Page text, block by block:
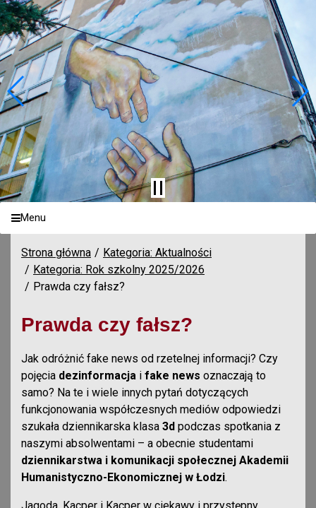
Menu
Strona główna
Kategoria: Aktualności
Kategoria: Rok szkolny 2025/2026
Prawda czy fałsz?
Prawda czy fałsz?
Jak odróżnić fake news od rzetelnej informacji? Czy
pojęcia dezinformacja i fake news oznaczają to
samo? Na te i wiele innych pytań dotyczących
funkcjonowania współczesnych mediów odpowiedzi
szukała dziennikarska klasa 3d podczas spotkania z
naszymi absolwentami – a obecnie studentami
dziennikarstwa i komunikacji społecznej Akademii
Humanistyczno-Ekonomicznej w Łodzi.
Jagoda, Kacper i Kacper w ciekawy i przystępny